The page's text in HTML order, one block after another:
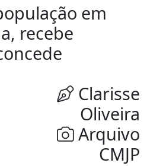
em
recebe
Clarisse
Oliveira
Arquivo
CMJP